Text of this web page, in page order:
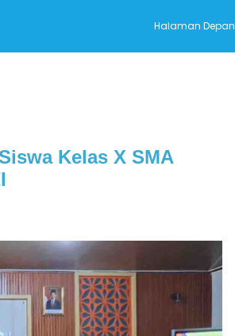
Halaman Depan
Kelas X SMA